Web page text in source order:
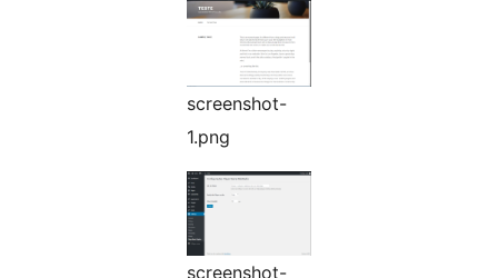
screenshot-
1.png
screenshot-